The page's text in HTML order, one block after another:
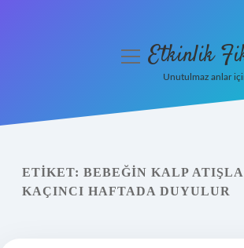
Yasal Uyarı
menüyüEtkinlik
Unutulmaz anlar
ETIKET: BEBEĞIN KALP
KAÇINCI HAFTADA DUYULUR